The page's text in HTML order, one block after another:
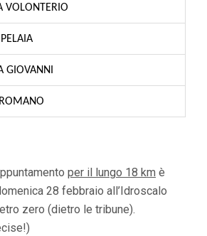
VOLONTERIO
GIOVANNI
per il lungo 18 km è
28 febbraio all’Idroscalo
zero (dietro le tribune).